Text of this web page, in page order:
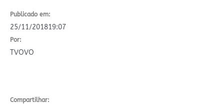
Publicado em:
25/11/201819:07
Por:
TVOVO
Compartilhar: